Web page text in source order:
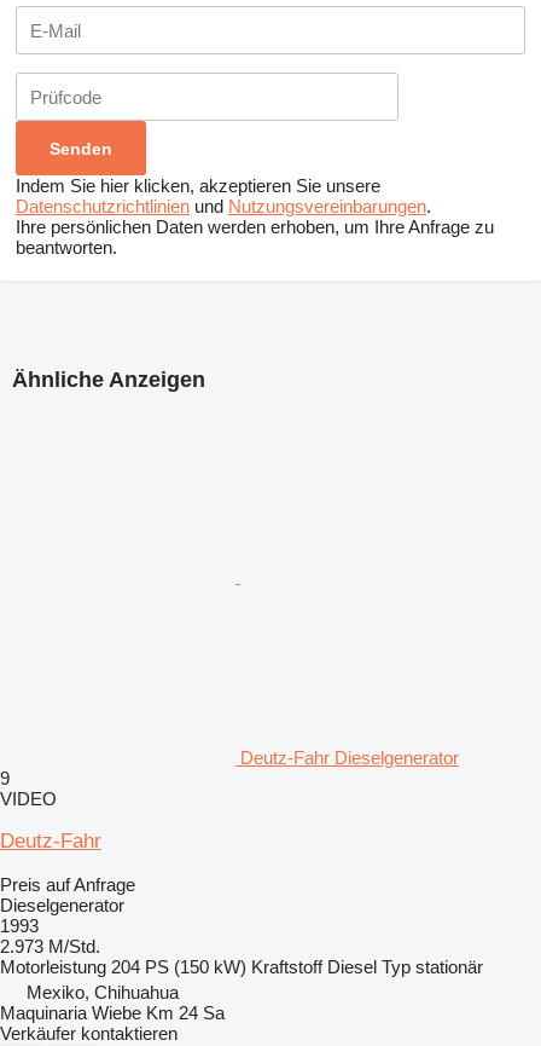
Indem Sie hier klicken, akzeptieren Sie unsere
Datenschutzrichtlinien und Nutzungsvereinbarungen.
Ihre persönlichen Daten werden erhoben, um Ihre Anfrage zu
beantworten.
Ähnliche Anzeigen
Deutz-Fahr Dieselgenerator
9
VIDEO
Deutz-Fahr
Preis auf Anfrage
Dieselgenerator
1993
2.973 M/Std.
Motorleistung 204 PS (150 kW) Kraftstoff Diesel Typ stationär
Mexiko, Chihuahua
Maquinaria Wiebe Km 24 Sa
Verkäufer kontaktieren